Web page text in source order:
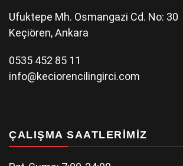
Ufuktepe Mh. Osmangazi Cd. No: 30
Keçiören, Ankara
0535 452 85 11
info@keciorencilingirci.com
ÇALIŞMA SAATLERIMIZ